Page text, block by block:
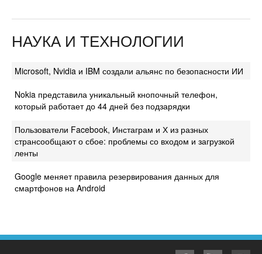
НАУКА И ТЕХНОЛОГИИ
Microsoft, Nvidia и IBM создали альянс по безопасности ИИ
Nokia представила уникальный кнопочный телефон,
который работает до 44 дней без подзарядки
Пользователи Facebook, Инстаграм и Х из разных
странсообщают о сбое: проблемы со входом и загрузкой
ленты
Google меняет правила резервирования данных для
смартфонов на Android